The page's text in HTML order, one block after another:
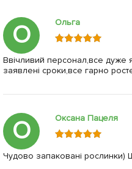
О Ольга
Ввічливий персонал,все дуже
заявлені сроки,все гарно
О Оксана Пацеля
Чудово запаковані рослинки)